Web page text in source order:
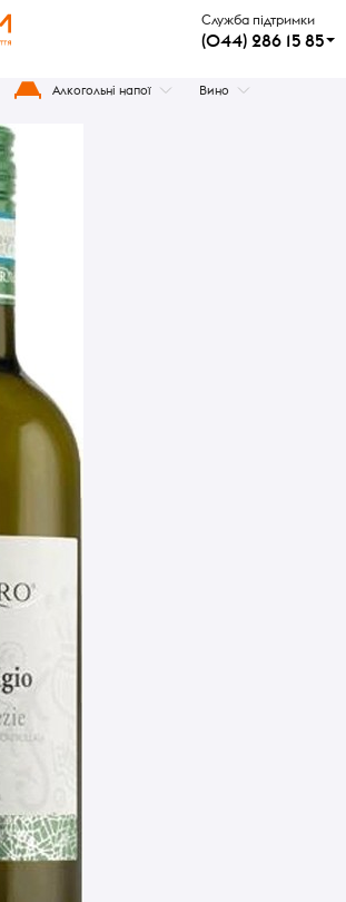
Служба підтримки
(044) 286 15 85
Алкогольні напої Вино